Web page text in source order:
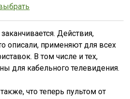
Действия,
описали, применяют для всех
В том числе и тех,
для кабельного телевидения.
что теперь пультом от